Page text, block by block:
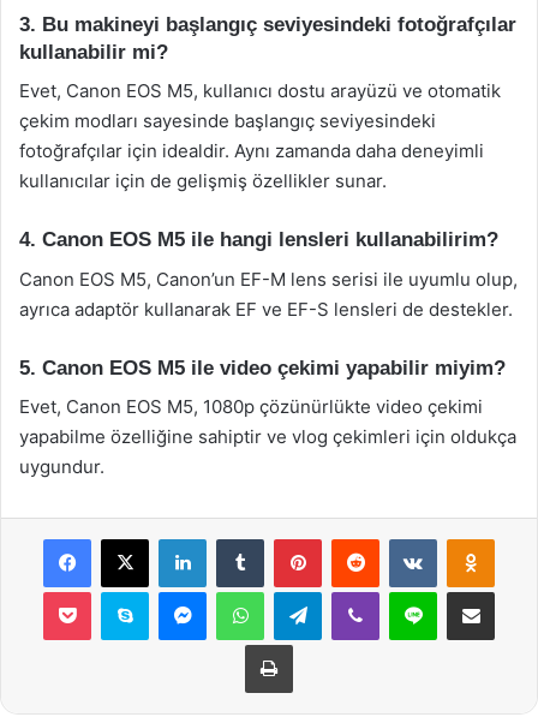
3. Bu makineyi başlangıç seviyesindeki fotoğrafçılar
kullanabilir mi?
Evet, Canon EOS M5, kullanıcı dostu arayüzü ve otomatik
çekim modları sayesinde başlangıç seviyesindeki
fotoğrafçılar için idealdir. Aynı zamanda daha deneyimli
kullanıcılar için de gelişmiş özellikler sunar.
4. Canon EOS M5 ile hangi lensleri kullanabilirim?
Canon EOS M5, Canon’un EF-M lens serisi ile uyumlu olup,
ayrıca adaptör kullanarak EF ve EF-S lensleri de destekler.
5. Canon EOS M5 ile video çekimi yapabilir miyim?
Evet, Canon EOS M5, 1080p çözünürlükte video çekimi
yapabilme özelliğine sahiptir ve vlog çekimleri için oldukça
uygundur.
Facebook
X LinkedInTumblr PinterestReddit VKontakte
Pocket Skype MessengerWhatsAppTelegramViber Line E-Posta ile
Yazdır